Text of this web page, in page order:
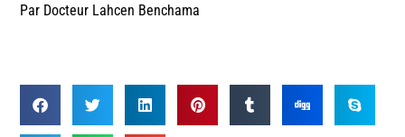
Par Docteur Lahcen Benchama